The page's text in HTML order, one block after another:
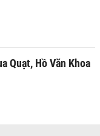
Quạt, Hồ Văn Khoa